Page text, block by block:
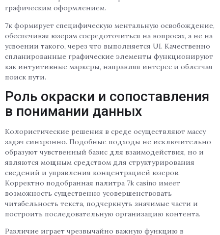
графическим оформлением.
7к формирует специфическую ментальную освобождение,
обеспечивая юзерам сосредоточиться на вопросах, а не на
усвоении такого, через что выполняется UI. Качественно
спланированные графические элементы функционируют
как интуитивные маркеры, направляя интерес и облегчая
поиск пути.
Роль окраски и сопоставления
в понимании данных
Колористические решения в среде осуществляют массу
задач синхронно. Подобные подходы не исключительно
образуют чувственный базис для взаимодействия, но и
являются мощным средством для структурирования
сведений и управления концентрацией юзеров.
Корректно подобранная палитра 7k casino имеет
возможность существенно усовершенствовать
читабельность текста, подчеркнуть значимые части и
построить последовательную организацию контента.
Различие играет чрезвычайно важную функцию в